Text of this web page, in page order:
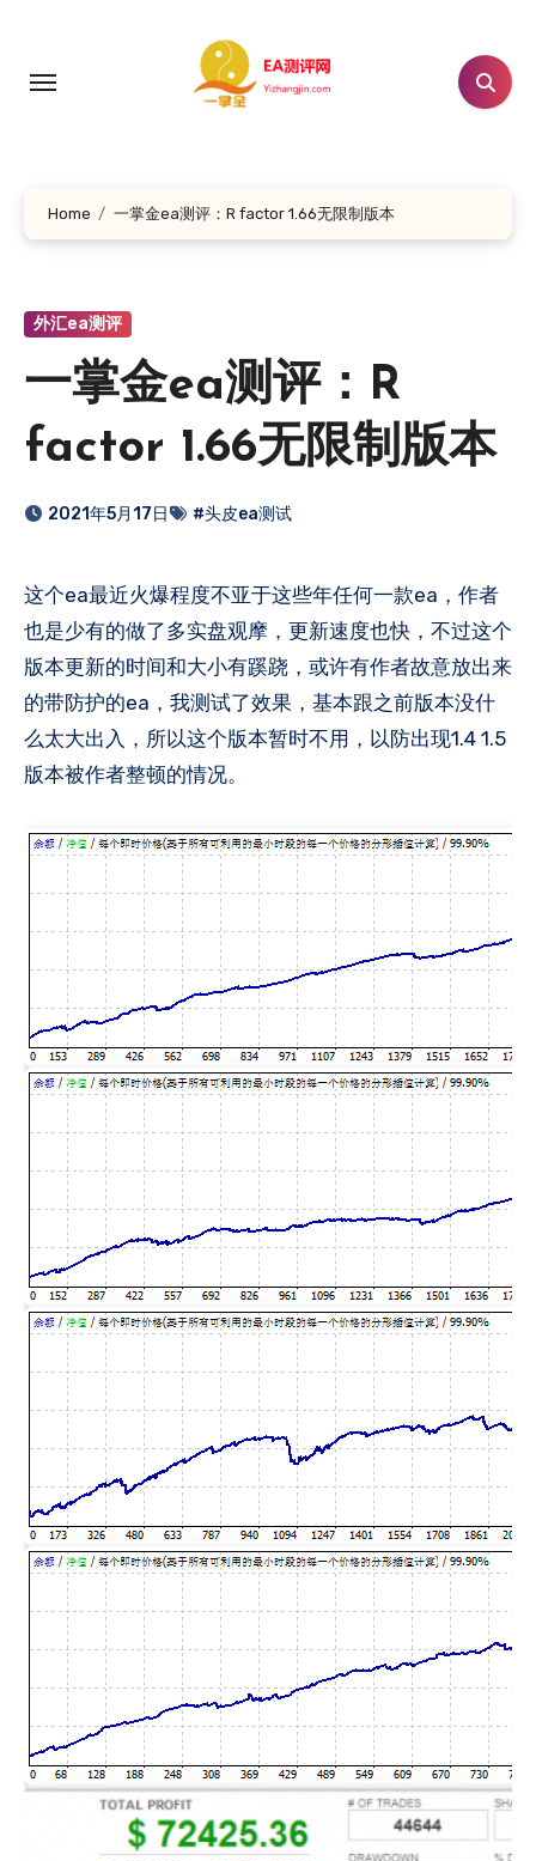
Home 一掌金ea测评：R factor 1.66无限制版本
外汇ea测评
一掌金ea测评：R
factor 1.66无限制版本
2021年5月17日 #头皮ea测试
这个ea最近火爆程度不亚于这些年任何一款ea，作者
也是少有的做了多实盘观摩，更新速度也快，不过这个
版本更新的时间和大小有蹊跷，或许有作者故意放出来
的带防护的ea，我测试了效果，基本跟之前版本没什
么太大出入，所以这个版本暂时不用，以防出现1.4 1.5
版本被作者整顿的情况。